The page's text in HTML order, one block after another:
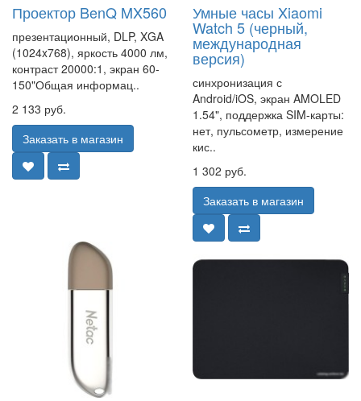
Проектор BenQ MX560
презентационный, DLP, XGA
(1024x768), яркость 4000 лм,
контраст 20000:1, экран 60-
150"Общая информац..
2 133 руб.
Заказать в магазин
Умные часы Xiaomi
Watch 5 (черный,
международная
версия)
синхронизация с
Android/iOS, экран AMOLED
1.54", поддержка SIM-карты:
нет, пульсометр, измерение
кис..
1 302 руб.
Заказать в магазин